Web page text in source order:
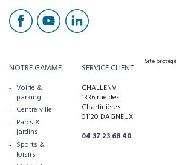
NOTRE GAMME
Voirie &
parking
Centre ville
Parcs &
jardins
Sports &
loisirs
SERVICE CLIENT
CHALLENV
1336 rue des
Chartinières
01120 DAGNEUX
04 37 23 68 40
Site